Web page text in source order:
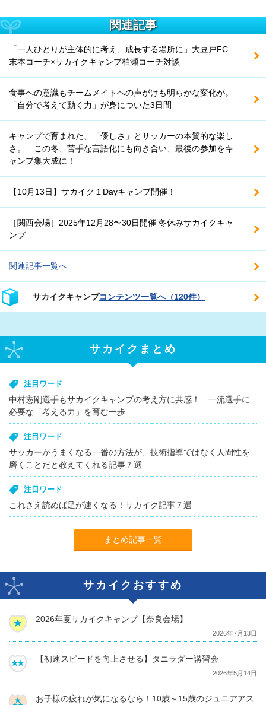
関連記事
「一人ひとりが主体的に考え、成長する場所に」大豆戸FC
末本コーチ×サカイクキャンプ柏瀬コーチ対談
食事への意識もチームメイトへの声がけも明らかな変化が。
「自分で考えて動く力」が身についた3日間
キャンプで育まれた、「優しさ」とサッカーの本質的な楽し
さ。 この冬、苦手な言語化にも向き合い、最後の参加をキ
ャンプ集大成に！
【10月13日】サカイク１Dayキャンプ開催！
［関西会場］2025年12月28〜30日開催 冬休みサカイクキャ
ンプ
関連記事一覧へ
サカイクキャンプコンテンツ一覧へ（120件）
サカイクまとめ
注目ワード
中村憲剛選手もサカイクキャンプの考え方に共感！ 一流選手に
必要な「考える力」を育む一歩
注目ワード
サッカーがうまくなる一番の方法が、技術指導ではなく人間性を
磨くことだと教えてくれる記事７選
注目ワード
これさえ読めば足が速くなる！サカイク記事７選
まとめ記事一覧
サカイクおすすめ
2026年夏サカイクキャンプ【奈良会場】
2026年7月13日
【初速スピードを向上させる】タニラダー講習会
2026年5月14日
お子様の疲れが気になるなら！10歳～15歳のジュニアアス